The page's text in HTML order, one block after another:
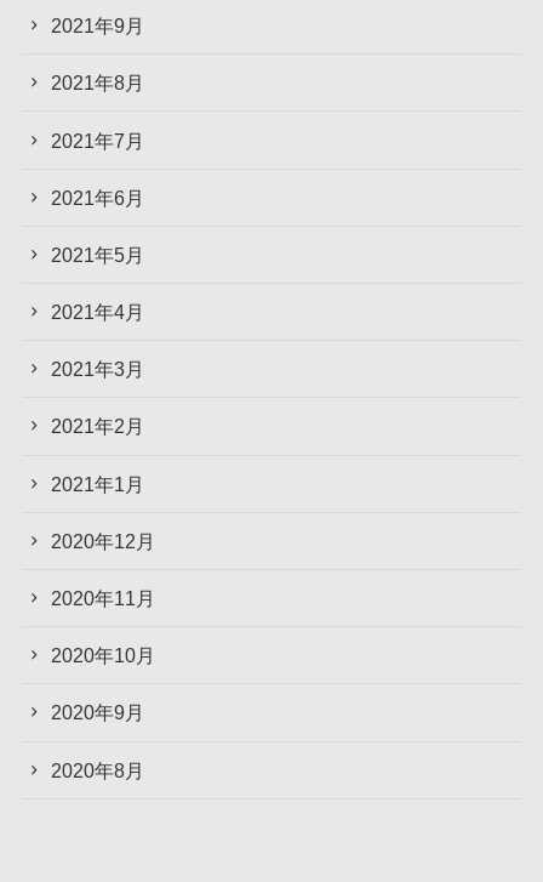
2021年9月
2021年8月
2021年7月
2021年6月
2021年5月
2021年4月
2021年3月
2021年2月
2021年1月
2020年12月
2020年11月
2020年10月
2020年9月
2020年8月